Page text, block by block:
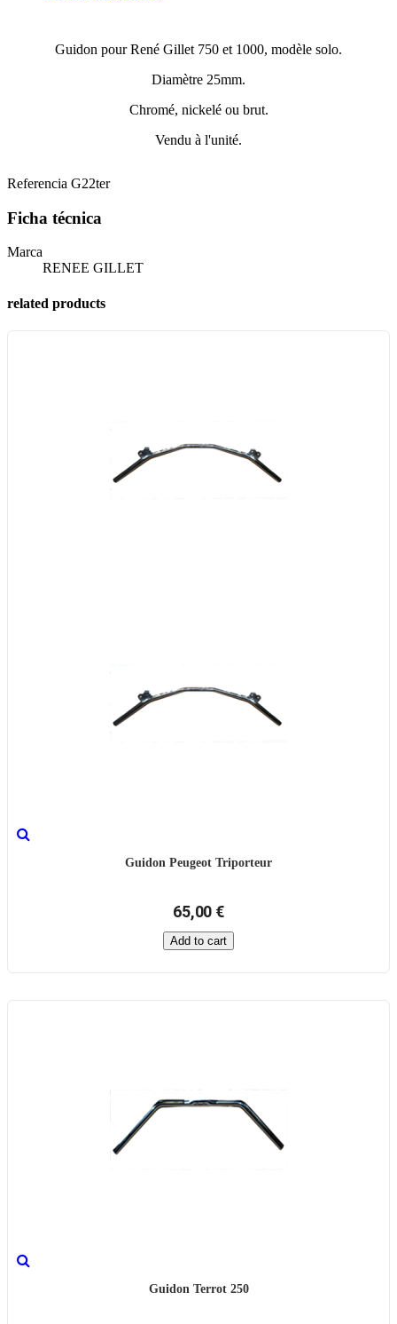
Guidon pour René Gillet 750 et 1000, modèle solo.
Diamètre 25mm.
Chromé, nickelé ou brut.
Vendu à l'unité.
Referencia G22ter
Ficha técnica
Marca
RENEE GILLET
related products
Guidon Peugeot Triporteur
65,00 €
Add to cart
Guidon Terrot 250